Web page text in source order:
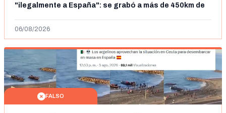
"ilegalmente a España": se grabó a más de 450km de
06/08/2026
FALSO